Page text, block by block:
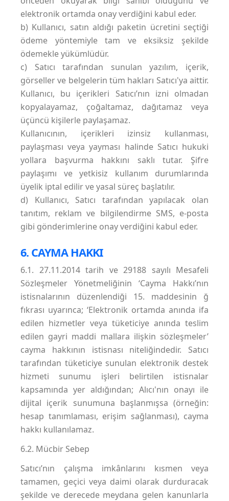
elektronik ortamda onay verdiğini kabul eder.
b) Kullanıcı, satın aldığı paketin ücretini seçtiği
ödeme yöntemiyle tam ve eksiksiz şekilde
ödemekle yükümlüdür.
c) Satıcı tarafından sunulan yazılım, içerik,
görseller ve belgelerin tüm hakları Satıcı'ya aittir.
Kullanıcı, bu içerikleri Satıcı’nın izni olmadan
kopyalayamaz, çoğaltamaz, dağıtamaz veya
üçüncü kişilerle paylaşamaz.
Kullanıcının, içerikleri izinsiz kullanması,
paylaşması veya yayması halinde Satıcı hukuki
yollara başvurma hakkını saklı tutar. Şifre
paylaşımı ve yetkisiz kullanım durumlarında
üyelik iptal edilir ve yasal süreç başlatılır.
d) Kullanıcı, Satıcı tarafından yapılacak olan
tanıtım, reklam ve bilgilendirme SMS, e-posta
gibi gönderimlerine onay verdiğini kabul eder.
6. CAYMA HAKKI
6.1. 27.11.2014 tarih ve 29188 sayılı Mesafeli
Sözleşmeler Yönetmeliğinin ‘Cayma Hakkı’nın
istisnalarının düzenlendiği 15. maddesinin ğ
fıkrası uyarınca; ‘Elektronik ortamda anında ifa
edilen hizmetler veya tüketiciye anında teslim
edilen gayri maddi mallara ilişkin sözleşmeler’
cayma hakkının istisnası niteliğindedir. Satıcı
tarafından tüketiciye sunulan elektronik destek
hizmeti sunumu işleri belirtilen istisnalar
kapsamında yer aldığından; Alıcı'nın onayı ile
dijital içerik sunumuna başlanmışsa (örneğin:
hesap tanımlaması, erişim sağlanması), cayma
hakkı kullanılamaz.
6.2. Mücbir Sebep
Satıcı’nın çalışma imkânlarını kısmen veya
tamamen, geçici veya daimi olarak durduracak
şekilde ve derecede meydana gelen kanunlarla